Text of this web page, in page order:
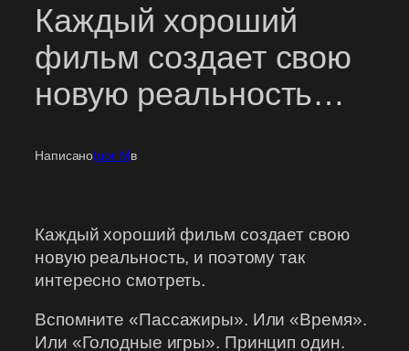
Каждый хороший
фильм создает свою
новую реальность…
НаписаноIgor Mв
Каждый хороший фильм создает свою
новую реальность, и поэтому так
интересно смотреть.
Вспомните «Пассажиры». Или «Время».
Или «Голодные игры». Принцип один.